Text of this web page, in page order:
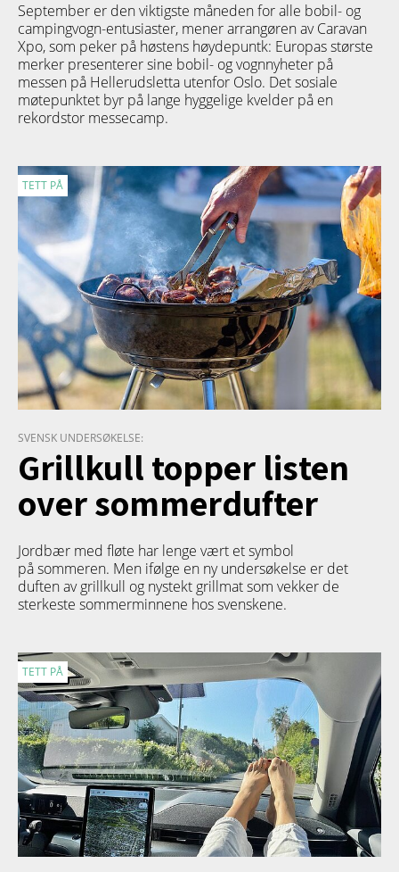
September er den viktigste måneden for alle bobil- og
campingvogn-entusiaster, mener arrangøren av Caravan
Xpo, som peker på høstens høydepuntk: Europas største
merker presenterer sine bobil- og vognnyheter på
messen på Hellerudsletta utenfor Oslo. Det sosiale
møtepunktet byr på lange hyggelige kvelder på en
rekordstor messecamp.
TETT PÅ
SVENSK UNDERSØKELSE:
Grillkull topper listen
over sommerdufter
Jordbær med fløte har lenge vært et symbol
på sommeren. Men ifølge en ny undersøkelse er det
duften av grillkull og nystekt grillmat som vekker de
sterkeste sommerminnene hos svenskene.
TETT PÅ